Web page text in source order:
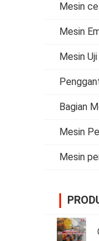
Mesin
Mesin
Mesin
Bagian
Mesin
Mesin